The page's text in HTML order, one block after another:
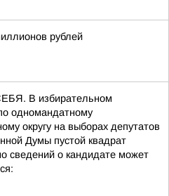
рублей
В избирательном
одномандатному
округу на выборах депутатов
Думы пустой квадрат
сведений о кандидате может